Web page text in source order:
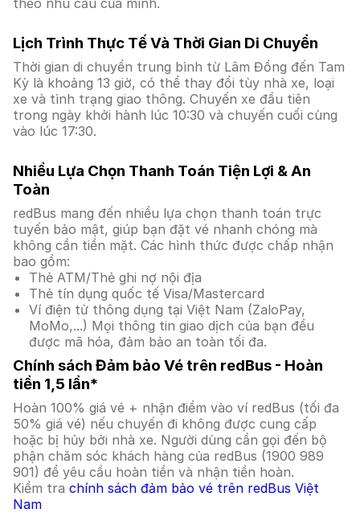
theo nhu cầu của mình.
Lịch Trình Thực Tế Và Thời Gian Di Chuyển
Thời gian di chuyển trung bình từ Lâm Đồng đến Tam
Kỳ là khoảng 13 giờ, có thể thay đổi tùy nhà xe, loại
xe và tình trạng giao thông. Chuyến xe đầu tiên
trong ngày khởi hành lúc 10:30 và chuyến cuối cùng
vào lúc 17:30.
Nhiều Lựa Chọn Thanh Toán Tiện Lợi & An
Toàn
redBus mang đến nhiều lựa chọn thanh toán trực
tuyến bảo mật, giúp bạn đặt vé nhanh chóng mà
không cần tiền mặt. Các hình thức được chấp nhận
bao gồm:
Thẻ ATM/Thẻ ghi nợ nội địa
Thẻ tín dụng quốc tế Visa/Mastercard
Ví điện tử thông dụng tại Việt Nam (ZaloPay,
MoMo,...) Mọi thông tin giao dịch của bạn đều
được mã hóa, đảm bảo an toàn tối đa.
Chính sách Đảm bảo Vé trên redBus - Hoàn
tiền 1,5 lần*
Hoàn 100% giá vé + nhận điểm vào ví redBus (tối đa
50% giá vé) nếu chuyến đi không được cung cấp
hoặc bị hủy bởi nhà xe. Người dùng cần gọi đến bộ
phận chăm sóc khách hàng của redBus (1900 989
901) để yêu cầu hoàn tiền và nhận tiền hoàn.
Kiểm tra chính sách đảm bảo vé trên redBus Việt
Nam